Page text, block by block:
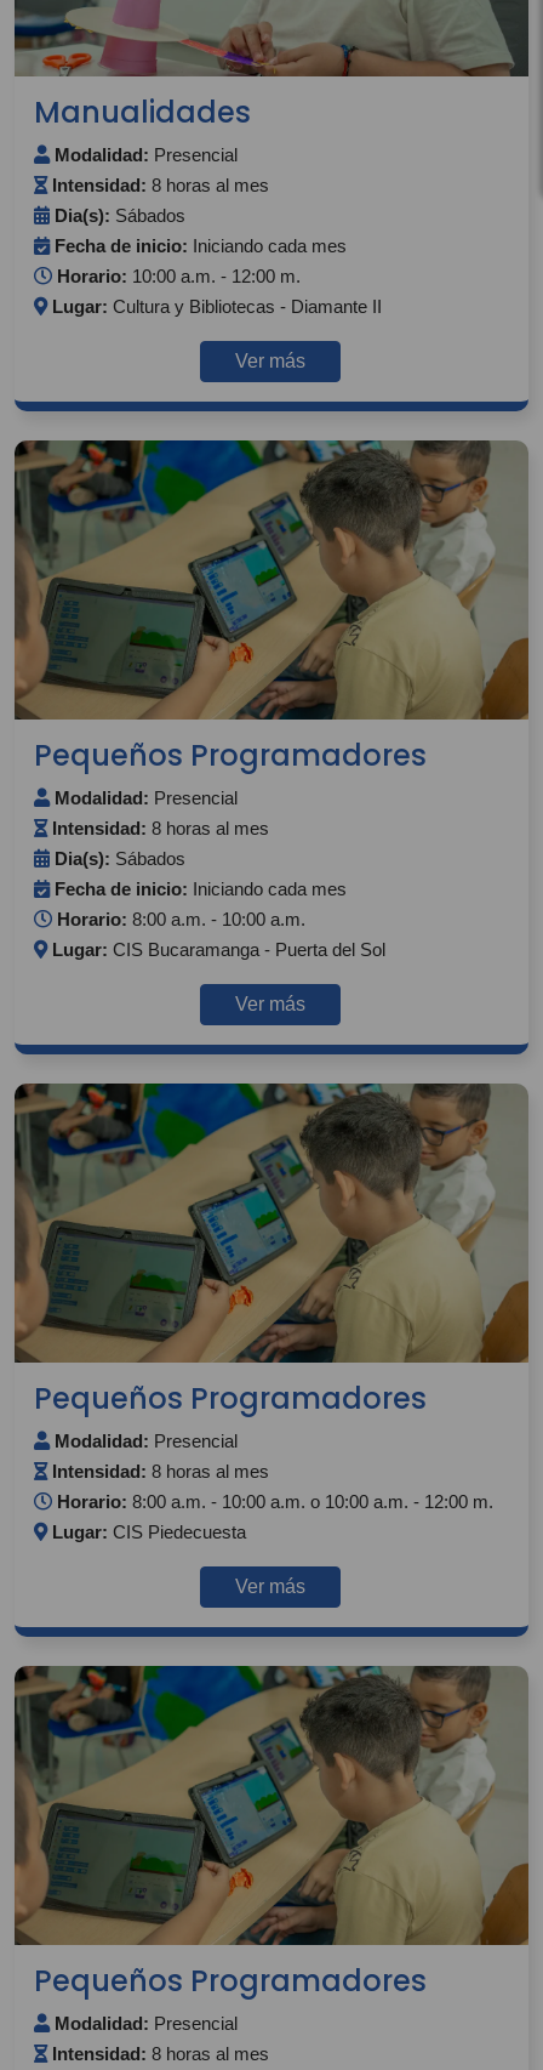
Manualidades
Modalidad: Presencial
Intensidad: 8 horas al mes
Dia(s): Sábados
Fecha de inicio: Iniciando cada mes
Horario: 10:00 a.m. - 12:00 m.
Lugar: Cultura y Bibliotecas - Diamante II
Ver más
Pequeños Programadores
Modalidad: Presencial
Intensidad: 8 horas al mes
Dia(s): Sábados
Fecha de inicio: Iniciando cada mes
Horario: 8:00 a.m. - 10:00 a.m.
Lugar: CIS Bucaramanga - Puerta del Sol
Ver más
Pequeños Programadores
Modalidad: Presencial
Intensidad: 8 horas al mes
Horario: 8:00 a.m. - 10:00 a.m. o 10:00 a.m. - 12:00 m.
Lugar: CIS Piedecuesta
Ver más
Pequeños Programadores
Modalidad: Presencial
Intensidad: 8 horas al mes